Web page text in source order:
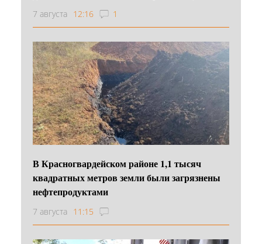
7 августа 12:16 1
В Красногвардейском районе 1,1 тысяч
квадратных метров земли были загрязнены
нефтепродуктами
7 августа 11:15